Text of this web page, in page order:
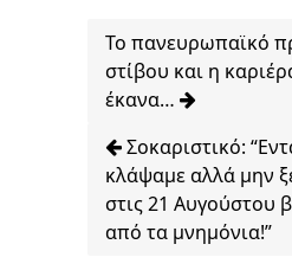
Το πανευρωπαϊκό
στίβου και η
έκανα…
Σοκαριστικό:
κλάψαμε αλλά μην
στις 21 Αυγούστου
από τα μνημόνια!”